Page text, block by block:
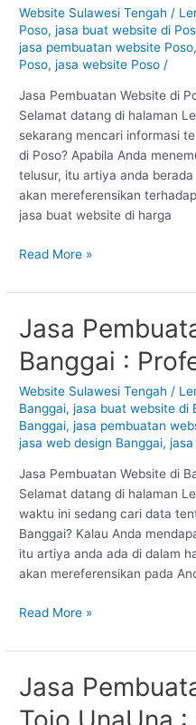
Website Sulawesi Tengah /
Poso,jasa buat website di
jasa pembuatan website Poso
Poso,jasa website Poso /
Jasa Pembuatan Website di
Selamat datang di halaman
sekarang mencari informasi
di Poso? Apabila Anda
telusur, itu artiya anda
akan mereferensikan
jasa buat website di harga
Poso
:
Profesional
Read More »
Jasa
Banggai :
Website Sulawesi Tengah /
Banggai,jasa buat website di
Banggai,jasa pembuatan
jasa web design Banggai,
Jasa Pembuatan Website di
Selamat datang di halaman
waktu ini sedang cari data
Banggai? Kalau Anda
itu artiya anda ada di dalam
akan mereferensikan pada
Jasa
Pembuatan
Website
Banggai
:
Profesional
Read More »
Jasa
Jasa
Pembuatan
Website